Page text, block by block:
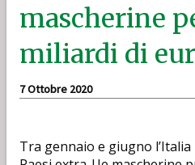
mascherine
miliardi di
7 Ottobre 2020
Tra gennaio e giugno